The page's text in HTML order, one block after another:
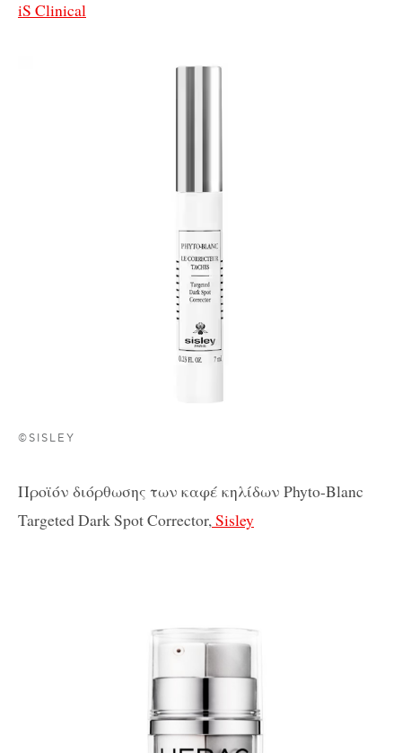
iS Clinical
©SISLEY
Προϊόν διόρθωσης των καφέ κηλίδων Phyto-Blanc
Targeted Dark Spot Corrector,Sisley